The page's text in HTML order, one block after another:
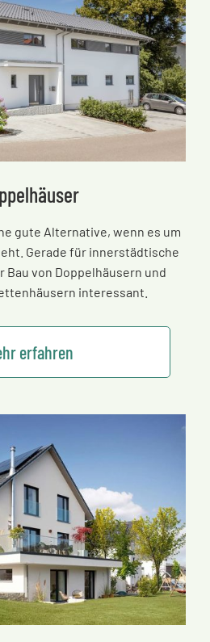
gute Alternative, wenn es um
Gerade für innerstädtische
Bau von Doppelhäusern und
interessant.
erfahren